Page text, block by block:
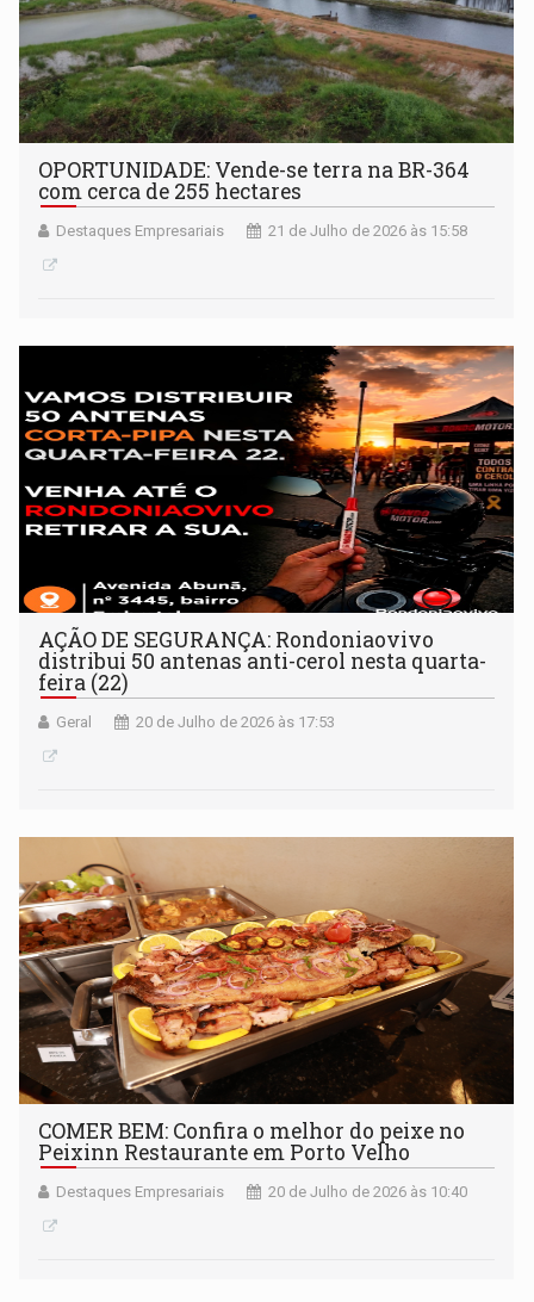
OPORTUNIDADE: Vende-se terra na BR-364
com cerca de 255 hectares
Destaques Empresariais 21 de Julho de 2026 às 15:58
AÇÃO DE SEGURANÇA: Rondoniaovivo
distribui 50 antenas anti-cerol nesta quarta-
feira (22)
Geral 20 de Julho de 2026 às 17:53
COMER BEM: Confira o melhor do peixe no
Peixinn Restaurante em Porto Velho
Destaques Empresariais 20 de Julho de 2026 às 10:40